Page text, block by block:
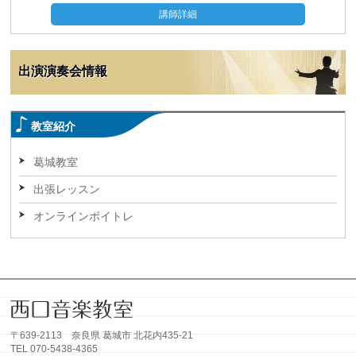
講師詳細
出演演奏会情報
教室紹介
葛城教室
出張レッスン
オンラインボイトレ
〒639-2113 奈良県 葛城市 北花内435-21
TEL 070-5438-4365